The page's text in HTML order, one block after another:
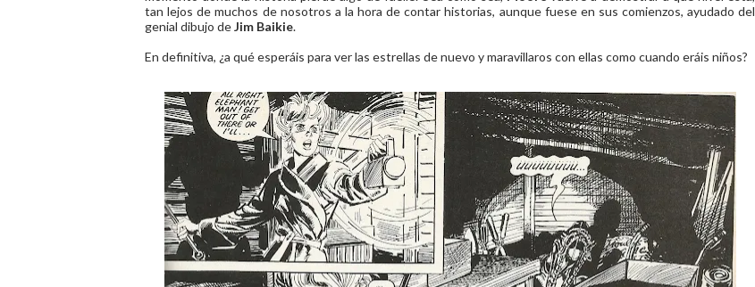
tan lejos de muchos de nosotros a la hora de contar historias, aunque fuese en sus comienzos, ayudado del
genial dibujo deJim Baikie.
En definitiva, ¿a qué esperáis para ver las estrellas de nuevo y maravillaros con ellas como cuando eráis niños?